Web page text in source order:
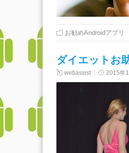
お勧めAndroidアプリ
ダイエットお
webassist 2015年